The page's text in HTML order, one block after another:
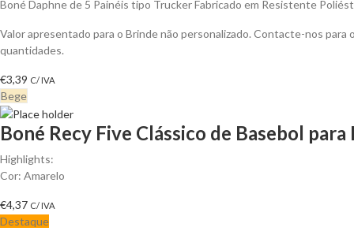
Boné Daphne de 5 Painéis tipo Trucker Fabricado em Resistente
Valor apresentado para o Brinde não personalizado. Contacte-nos
quantidades.
€3,39 C/ IVA
Bege
Boné Recy Five Clássico de Basebol
Highlights:
Cor: Amarelo
€4,37 C/ IVA
Destaque